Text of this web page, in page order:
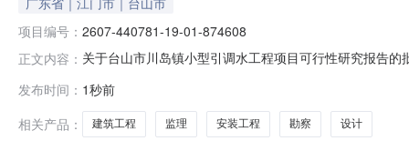
项目编号： 2607-440781-19-01-874608
正文内容： 关于台山市川岛镇小型引调水工程项目可行性研究报告
分：红坎山塘、稔沙水库、矢山水库、稔坪水库清淤加
管向沙堤、飞沙滩两个方
发布时间： 1秒前
相关产品：
建筑工程 监理 安装工程 勘察 设计